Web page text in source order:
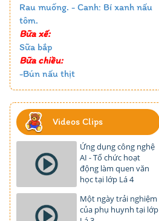
Rau muống. - Canh: Bí xanh nấu
tôm.
Bữa xế:
Sữa bắp
Bữa chiều:
-Bún nấu thịt
Videos Clips
Ứng dụng công nghệ
AI - Tổ chức hoạt
động làm quen văn
học tại lớp Lá 4
Một ngày trải nghiệm
của phụ huynh tại lớp